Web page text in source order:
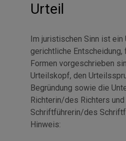
Urteil
Im juristischen Sinn ist ein
gerichtliche
Formen vorgeschrieben
Urteilskopf, den
Begründung sowie die
Richterin/des Richters
Schriftführerin/des
Hinweis: